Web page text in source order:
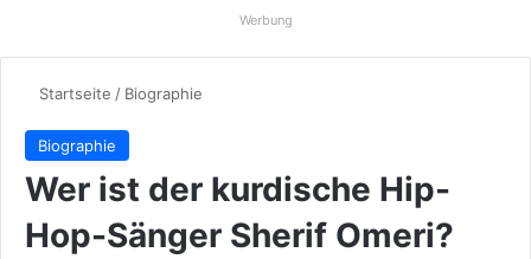
Werbung
Startseite / Biographie
Biographie
Wer ist der kurdische Hip-
Hop-Sänger Sherif Omeri?